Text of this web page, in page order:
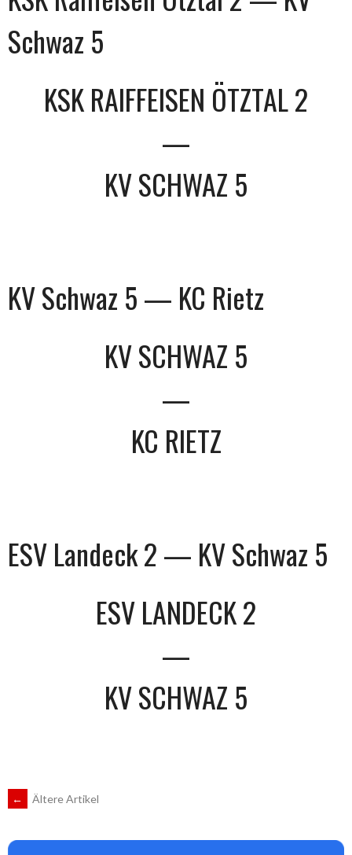
Schwaz 5
KSK RAIFFEISEN ÖTZTAL 2
—
KV SCHWAZ 5
KV Schwaz 5 — KC Rietz
KV SCHWAZ 5
—
KC RIETZ
ESV Landeck 2 — KV Schwaz 5
ESV LANDECK 2
—
KV SCHWAZ 5
BEITRAGSNAVIGATION
← Ältere Artikel